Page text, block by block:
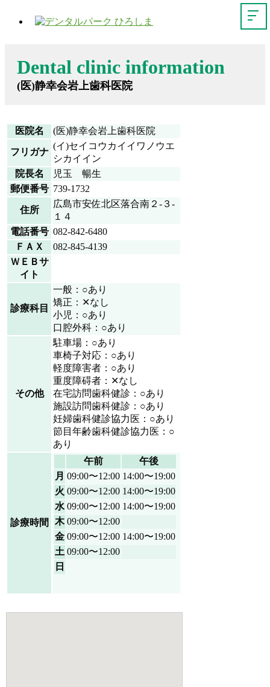
Dental clinic information
(医)静幸会岩上歯科医院
医院名 (医)静幸会岩上歯科医院
フリガナ
(イ)セイコウカイイワノウエ
シカイイン
院長名
児玉 暢生
郵便番号 739-1732
住所
広島市安佐北区落合南２-３-
１４
電話番号 082-842-6480
ＦＡＸ
082-845-4139
ＷＥＢサ
イト
診療科目
一般：○あり
矯正：✕なし
小児：○あり
口腔外科：○あり
その他
駐車場：○あり
車椅子対応：○あり
軽度障害者：○あり
重度障碍者：✕なし
在宅訪問歯科健診：○あり
施設訪問歯科健診：○あり
妊婦歯科健診協力医：○あり
節目年齢歯科健診協力医：○
あり
診療時間
午前
午後
月 09:00〜12:00 14:00〜19:00
火 09:00〜12:00 14:00〜19:00
水 09:00〜12:00 14:00〜19:00
木 09:00〜12:00
金 09:00〜12:00 14:00〜19:00
土 09:00〜12:00
日